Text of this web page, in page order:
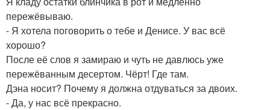
пережёвываю.
- Я хотела поговорить о тебе и Денисе. У вас всё
хорошо?
После её слов я замираю и чуть не давлюсь уже
пережёванным десертом. Чёрт! Где там.
Дэна носит? Почему я должна отдуваться за двоих.
- Да, у нас всё прекрасно.